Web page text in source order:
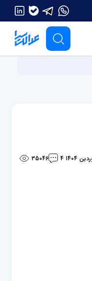
4
35046